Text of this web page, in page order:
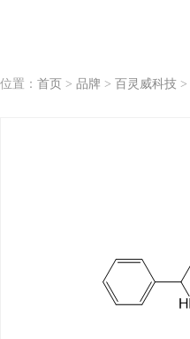
位置： 首页 > 品牌 > 百灵威科技 >